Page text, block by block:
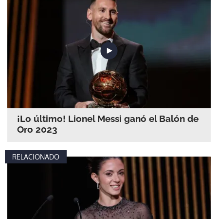
¡Lo último! Lionel Messi ganó el Balón de
Oro 2023
RELACIONADO